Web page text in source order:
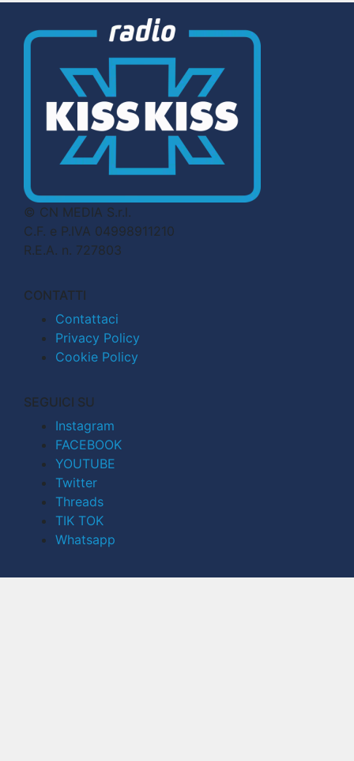
© CN MEDIA S.r.l.
C.F. e P.IVA 04998911210
R.E.A. n. 727803
CONTATTI
Contattaci
Privacy Policy
Cookie Policy
SEGUICI SU
Instagram
FACEBOOK
YOUTUBE
Twitter
Threads
TIK TOK
Whatsapp